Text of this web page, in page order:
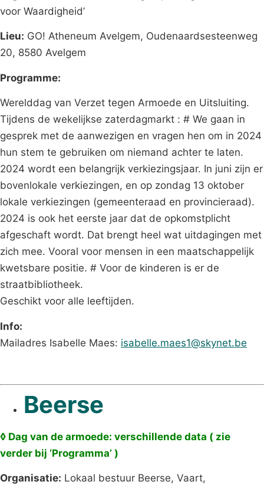
voor Waardigheid’
Lieu: GO! Atheneum Avelgem, Oudenaardsesteenweg
20, 8580 Avelgem
Programme:
Werelddag van Verzet tegen Armoede en Uitsluiting.
Tijdens de wekelijkse zaterdagmarkt : # We gaan in
gesprek met de aanwezigen en vragen hen om in 2024
hun stem te gebruiken om niemand achter te laten.
2024 wordt een belangrijk verkiezingsjaar. In juni zijn er
bovenlokale verkiezingen, en op zondag 13 oktober
lokale verkiezingen (gemeenteraad en provincieraad).
2024 is ook het eerste jaar dat de opkomstplicht
afgeschaft wordt. Dat brengt heel wat uitdagingen met
zich mee. Vooral voor mensen in een maatschappelijk
kwetsbare positie. # Voor de kinderen is er de
straatbibliotheek.
Geschikt voor alle leeftijden.
Info:
Mailadres Isabelle Maes: isabelle.maes1@skynet.be
Beerse
◊ Dag van de armoede: verschillende data ( zie
verder bij ‘Programma’ )
Organisatie: Lokaal bestuur Beerse, Vaart,